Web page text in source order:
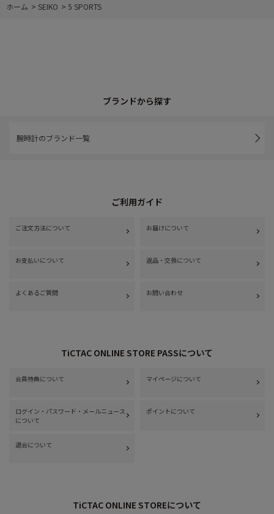
ホーム > SEIKO > 5 SPORTS
ブランドから探す
腕時計のブランド一覧
ご利用ガイド
ご注文方法について お届けについて
お支払いについて 返品・交換について
よくあるご質問 お問い合わせ
TiCTAC ONLINE STORE PASSについて
会員特典について マイページについて
ログイン・パスワード・メールニュース
について
ポイントについて
退会について
TiCTAC ONLINE STOREについて